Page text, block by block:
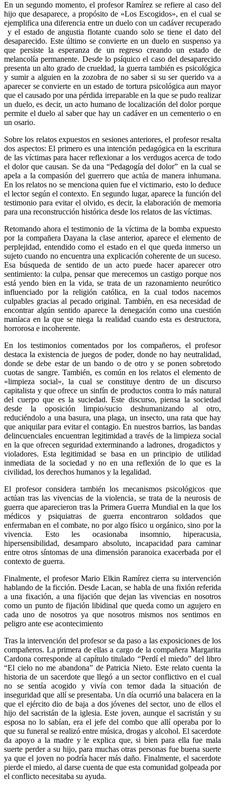
En un segundo momento, el profesor Ramírez se refiere al caso del
hijo que desaparece, a propósito de «Los Escogidos», en el cual se
ejemplifica una diferencia entre un duelo con un cadáver recuperado
y el estado de angustia flotante cuando solo se tiene el dato del
desaparecido. Este último se convierte en un duelo en suspenso ya
que persiste la esperanza de un regreso creando un estado de
melancolía permanente. Desde lo psíquico el caso del desaparecido
presenta un alto grado de crueldad, la guerra también es psicológica
y sumir a alguien en la zozobra de no saber si su ser querido va a
aparecer se convierte en un estado de tortura psicológica aun mayor
que el causado por una pérdida irreparable en la que se pudo realizar
un duelo, es decir, un acto humano de localización del dolor porque
permite el duelo al saber que hay un cadáver en un cementerio o en
un osario.
Sobre los relatos expuestos en sesiones anteriores, el profesor resalta
dos aspectos: El primero es una intención pedagógica en la escritura
de las víctimas para hacer reflexionar a los verdugos acerca de todo
el dolor que causan. Se da una “Pedagogía del dolor” en la cual se
apela a la compasión del guerrero que actúa de manera inhumana.
En los relatos no se menciona quien fue el victimario, esto lo deduce
el lector según el contexto. En segundo lugar, aparece la función del
testimonio para evitar el olvido, es decir, la elaboración de memoria
para una reconstrucción histórica desde los relatos de las víctimas.
Retomando ahora el testimonio de la víctima de la bomba expuesto
por la compañera Dayana la clase anterior, aparece el elemento de
perplejidad, entendido como el estado en el que queda inmerso un
sujeto cuando no encuentra una explicación coherente de un suceso.
Esa búsqueda de sentido de un acto puede hacer aparecer otro
sentimiento: la culpa, pensar que merecemos un castigo porque nos
está yendo bien en la vida, se trata de un razonamiento neurótico
influenciado por la religión católica, en la cual todos nacemos
culpables gracias al pecado original. También, en esa necesidad de
encontrar algún sentido aparece la denegación como una cuestión
maníaca en la que se niega la realidad cuando esta es destructora,
horrorosa e incoherente.
En los testimonios comentados por los compañeros, el profesor
destaca la existencia de juegos de poder, donde no hay neutralidad,
donde se debe estar de un bando o de otro y se ponen sobretodo
cuotas de sangre. También, es común en los relatos el elemento de
«limpieza social», la cual se constituye dentro de un discurso
capitalista y que ofrece un sinfín de productos contra lo más natural
del cuerpo que es la suciedad. Este discurso, piensa la sociedad
desde la oposición limpio/sucio deshumanizando al otro,
reduciéndolo a una basura, una plaga, un insecto, una rata que hay
que aniquilar para evitar el contagio. En nuestros barrios, las bandas
delincuenciales encuentran legitimidad a través de la limpieza social
en la que ofrecen seguridad exterminando a ladrones, drogadictos y
violadores. Esta legitimidad se basa en un principio de utilidad
inmediata de la sociedad y no en una reflexión de lo que es la
civilidad, los derechos humanos y la legalidad.
El profesor considera también los mecanismos psicológicos que
actúan tras las vivencias de la violencia, se trata de la neurosis de
guerra que aparecieron tras la Primera Guerra Mundial en la que los
médicos y psiquiatras de guerra encontraron soldados que
enfermaban en el combate, no por algo físico u orgánico, sino por la
vivencia. Esto les ocasionaba insomnio, hiperacusia,
hipersensibilidad, desamparo absoluto, incapacidad para caminar
entre otros síntomas de una dimensión paranoica exacerbada por el
contexto de guerra.
Finalmente, el profesor Mario Elkin Ramírez cierra su intervención
hablando de la ficción. Desde Lacan, se habla de una fixión referida
a una fixación, a una fijación que dejan las vivencias en nosotros
como un punto de fijación libidinal que queda como un agujero en
cada uno de nosotros ya que nosotros mismos nos sentimos en
peligro ante ese acontecimiento
Tras la intervención del profesor se da paso a las exposiciones de los
compañeros. La primera de ellas a cargo de la compañera Margarita
Cardona corresponde al capítulo titulado “Perdí el miedo” del libro
“El cielo no me abandona” de Patricia Nieto. Este relato cuenta la
historia de un sacerdote que llegó a un sector conflictivo en el cual
no se sentía acogido y vivía con temor dada la situación de
inseguridad que allí se presentaba. Un día ocurrió una balacera en la
que el ejército dio de baja a dos jóvenes del sector, uno de ellos el
hijo del sacristán de la iglesia. Este joven, aunque el sacristán y su
esposa no lo sabían, era el jefe del combo que allí operaba por lo
que su funeral se realizó entre música, drogas y alcohol. El sacerdote
da apoyo a la madre y le explica que, si bien para ella fue mala
suerte perder a su hijo, para muchas otras personas fue buena suerte
ya que el joven no podría hacer más daño. Finalmente, el sacerdote
pierde el miedo, al darse cuenta de que esta comunidad golpeada por
el conflicto necesitaba su ayuda.